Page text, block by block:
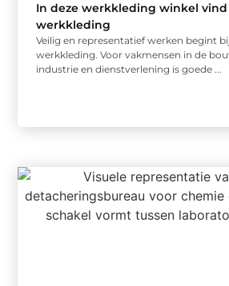
In deze werkkleding winkel
werkkleding
Veilig en representatief werken begint
werkkleding. Voor vakmensen in de
industrie en dienstverlening is goede ...